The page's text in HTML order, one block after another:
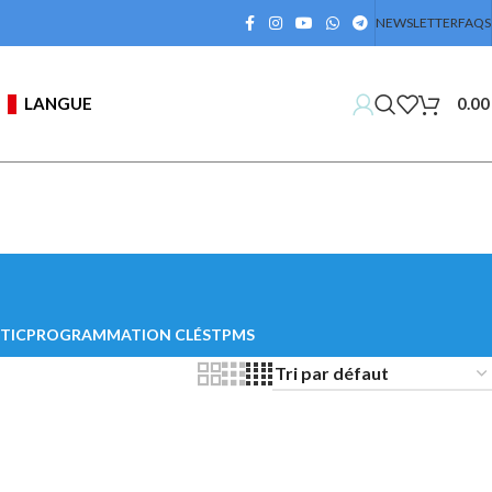
NEWSLETTERFAQS
LANGUE 0.00
PROGRAMMATION CLÉSTPMS